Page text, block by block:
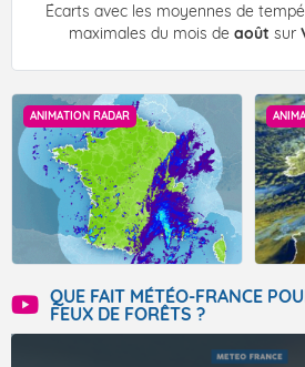
Écarts avec les moyennes de
maximales du mois de août sur
ANIMATION RADAR
QUE FAIT MÉTÉO-FRANCE
FEUX DE FORÊTS ?